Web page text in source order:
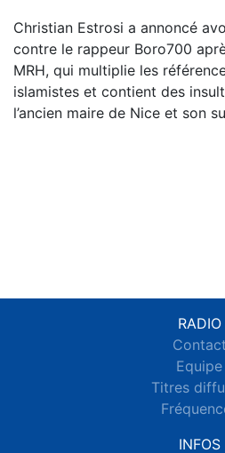
Christian Estrosi a annoncé
contre le rappeur Boro700
MRH, qui multiplie les
islamistes et contient des
l’ancien maire de Nice et son
RADIO
Contact
Equipe
Titres
INFOS